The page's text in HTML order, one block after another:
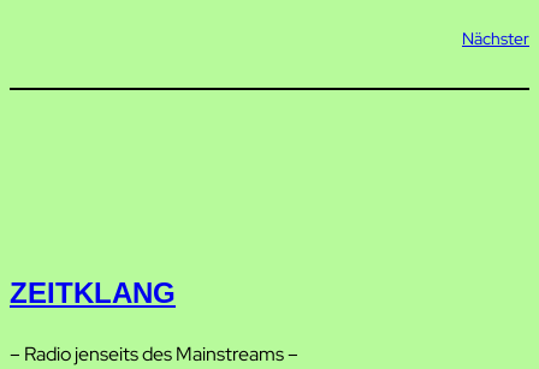
Nächster
ZEITKLANG
– Radio jenseits des Mainstreams –